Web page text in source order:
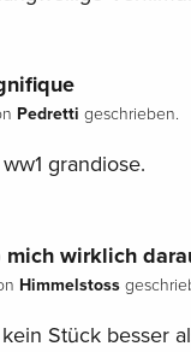
Pedretti geschrieben.
grandiose.
mich wirklich
Himmelstoss
Stück besser